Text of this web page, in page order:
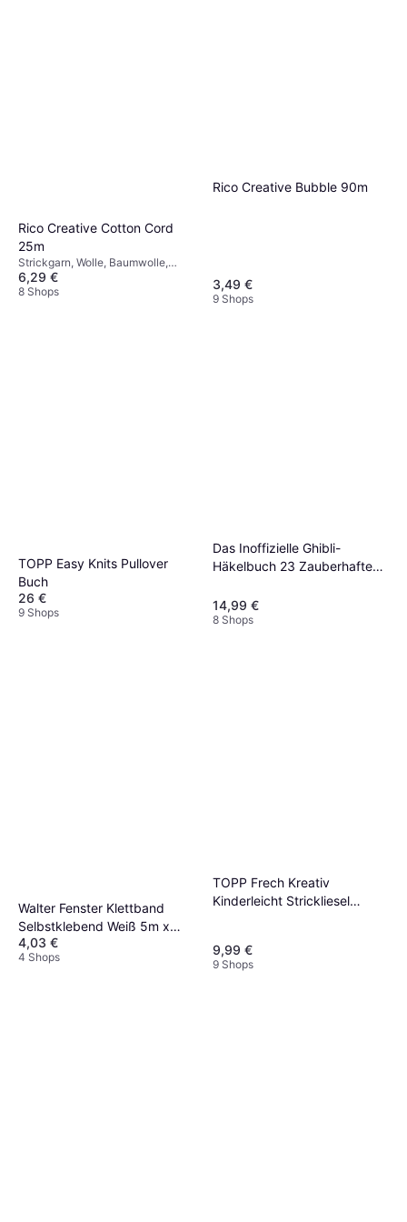
Rico Creative Cotton Cord
25m
Strickgarn, Wolle, Baumwolle,
100% Baumwolle
6,29 €
8 Shops
Rico Creative Bubble 90m
3,49 €
9 Shops
TOPP Easy Knits Pullover
Buch
26 €
9 Shops
Das Inoffizielle Ghibli-
Häkelbuch 23 Zauberhafte
14,99 €
8 Shops
Walter Fenster Klettband
Selbstklebend Weiß 5m x
1cm
4,03 €
4 Shops
TOPP Frech Kreativ
Kinderleicht Strickliesel
9,99 €
9 Shops